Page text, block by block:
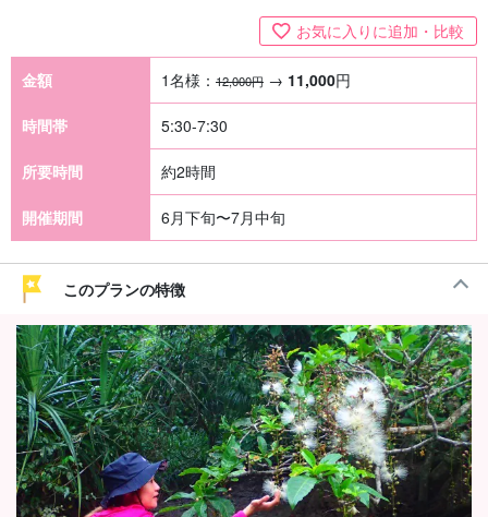
お気に入りに追加・比較
金額 1名様： 12,000円 → 11,000円
時間帯 5:30-7:30
所要時間 約2時間
開催期間 6月下旬〜7月中旬
このプランの特徴